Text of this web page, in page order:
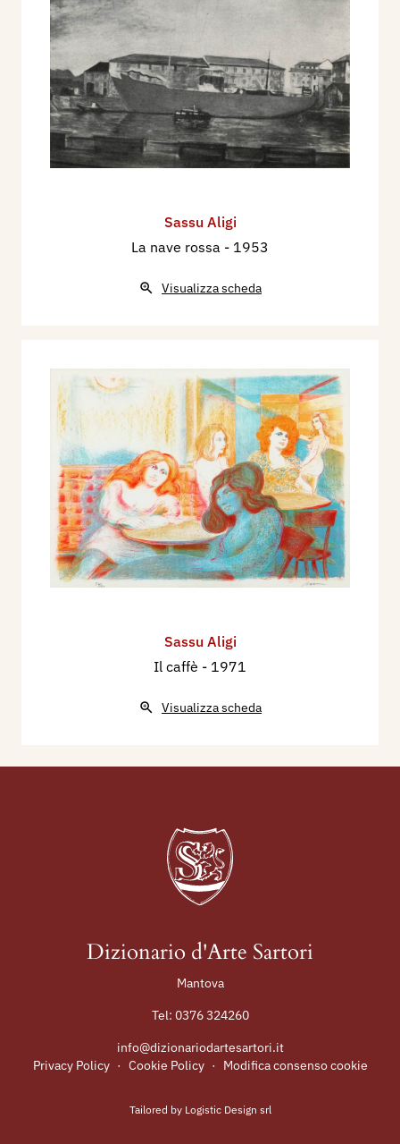
Sassu Aligi
La nave rossa - 1953
Visualizza scheda
Sassu Aligi
Il caffè - 1971
Visualizza scheda
Dizionario d'Arte Sartori
Mantova
Tel: 0376 324260
info@dizionariodartesartori.it
Privacy Policy · Cookie Policy · Modifica consenso cookie
Tailored by Logistic Design srl